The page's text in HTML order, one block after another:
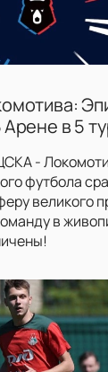
в 5
-
футбола
великого
в